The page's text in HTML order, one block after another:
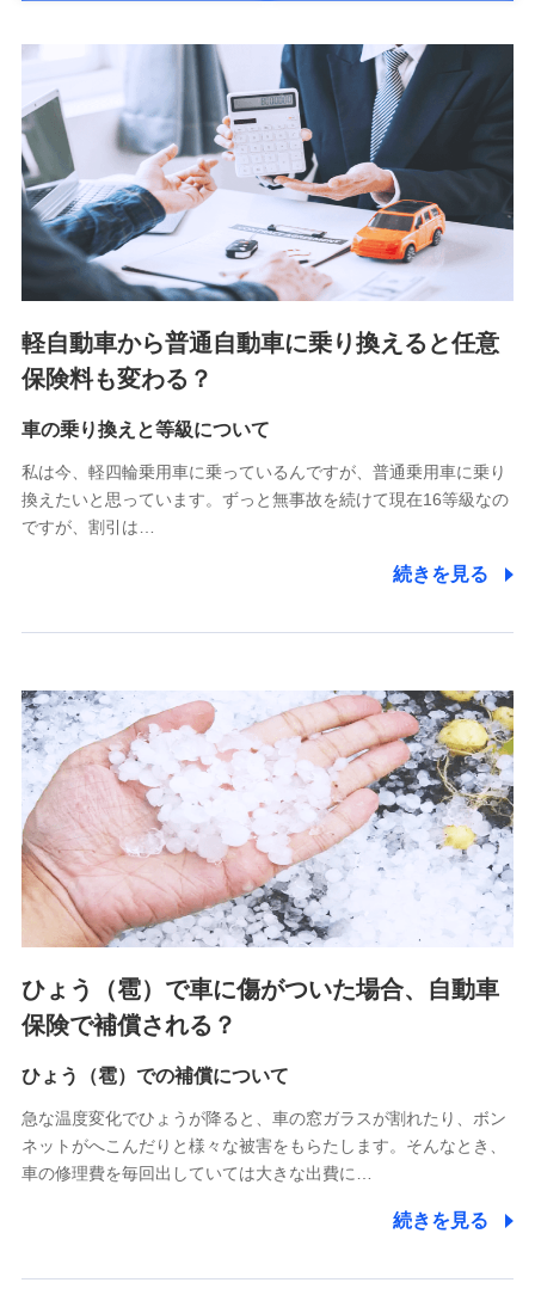
■少額短期保険
株式会社アシロ少額短期保険 (https://kailash.co.jp/)
SBIいきいき少額短期保険会社 (https://www.i-
sedai.com/)
SBIペット少額短期保険株式会社 (https://www.sbipet-
ssi.co.jp/)
SBIリスタ少額短期保険会社
(https://www.jishin.co.jp/)
スマートプラス少額短期保険株式会社
チューリッヒ少額短期保険株式会社
(https://www.zurichssi.co.jp/)
(https://www.tokiomarine-x.co.jp/)
(https://pshoken.co.jp/)
リトルファミリー少額短期保険株式会社
(https://www.littlefamily-ssi.com/)
郵便、電話、およびＥメール等により、当社と取引のあるも
た維持管理等の委託業務遂行のため、またそれらに付帯、関
連する当社および提携会社のサービスを案内、提供するため
（なお、当社は複数の保険会社と取引があり、取得した個人
情報を取引のある他の保険会社の商品・サービスをご提案す
るために利用させていただくことがあります。）
上記に係る連絡・手続き・管理等付帯業務を行うため
3.セミナー募集サイトから取得した個人情報
各種セミナーの案内、開催のため
上記に係る連絡・手続き・管理等付帯業務を行うため
4.家族・友達紹介にて取得した個人情報
被紹介者への連絡、及び当社と取引のあるもしくは委託を受
けている保険会社・提携会社の保険その他に関する情報を提
供し、金融商品等の契約を勧奨するため
アンケートやキャンペーン等の実施のため
上記に係る連絡・手続き・管理等付帯業務を行うため
5.通話録音にて取得する情報
軽自動車から普通自動車に乗り換えると任意
保険料も変わる？
車の乗り換えと等級について
私は今、軽四輪乗用車に乗っているんですが、普通乗用車に乗り
換えたいと思っています。ずっと無事故を続けて現在16等級なの
ですが、割引は…
続きを見る
ひょう（雹）で車に傷がついた場合、自動車
保険で補償される？
ひょう（雹）での補償について
急な温度変化でひょうが降ると、車の窓ガラスが割れたり、ボン
ネットがへこんだりと様々な被害をもらたします。そんなとき、
車の修理費を毎回出していては大きな出費に…
続きを見る